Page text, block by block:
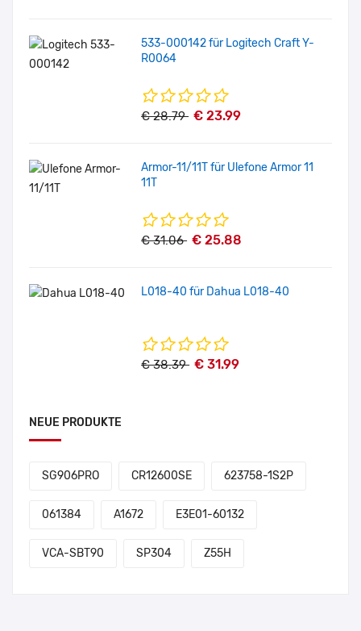
533-000142 für Logitech Craft Y-
R0064
€ 28.79 € 23.99
Armor-11/11T für Ulefone Armor 11
11T
€ 31.06 € 25.88
L018-40 für Dahua L018-40
€ 38.39 € 31.99
NEUE PRODUKTE
SG906PRO CR12600SE 623758-1S2P
061384 A1672 E3E01-60132
VCA-SBT90 SP304 Z55H